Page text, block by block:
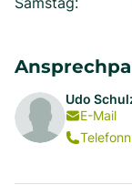
Udo
E-Mail